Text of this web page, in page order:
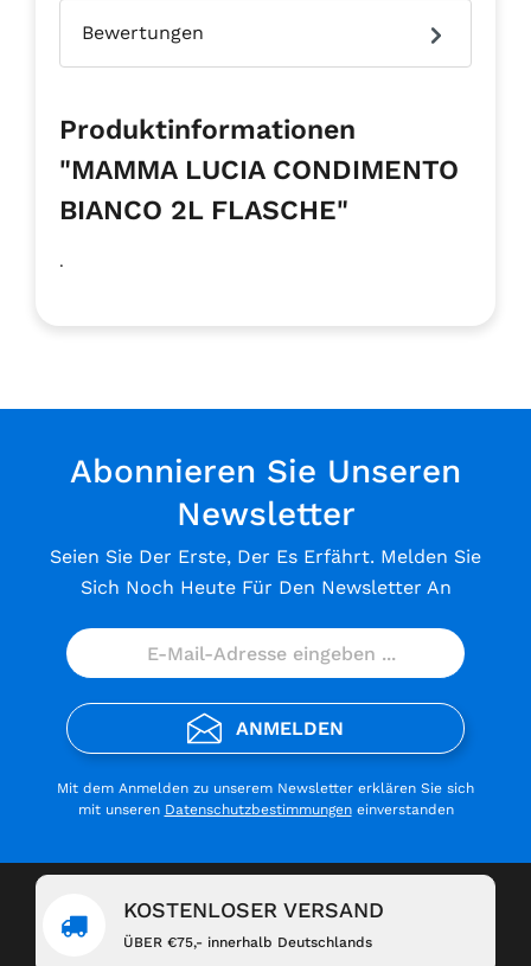
Bewertungen
Produktinformationen
"MAMMA LUCIA CONDIMENTO
BIANCO 2L FLASCHE"
.
Abonnieren Sie Unseren
Newsletter
Seien Sie Der Erste, Der Es Erfährt. Melden Sie
Sich Noch Heute Für Den Newsletter An
ANMELDEN
Mit dem Anmelden zu unserem Newsletter erklären Sie sich
mit unseren Datenschutzbestimmungeneinverstanden
KOSTENLOSER VERSAND
ÜBER €75,- innerhalb Deutschlands